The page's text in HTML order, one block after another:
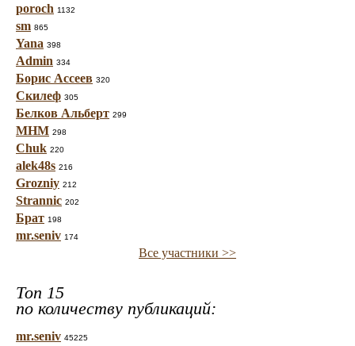
poroch 1132
sm 865
Yana 398
Admin 334
Борис Ассеев 320
Скилеф 305
Белков Альберт 299
МНМ 298
Chuk 220
alek48s 216
Grozniy 212
Strannic 202
Брат 198
mr.seniv 174
Все участники >>
Топ 15
по количеству публикаций:
mr.seniv 45225